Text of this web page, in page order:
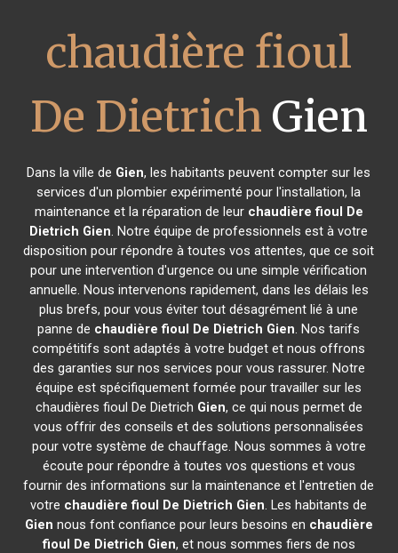
chaudière fioul
De Dietrich Gien
Dans la ville de Gien, les habitants peuvent compter sur les
services d'un plombier expérimenté pour l'installation, la
maintenance et la réparation de leur chaudière fioul De
Dietrich Gien. Notre équipe de professionnels est à votre
disposition pour répondre à toutes vos attentes, que ce soit
pour une intervention d'urgence ou une simple vérification
annuelle. Nous intervenons rapidement, dans les délais les
plus brefs, pour vous éviter tout désagrément lié à une
panne de chaudière fioul De Dietrich Gien. Nos tarifs
compétitifs sont adaptés à votre budget et nous offrons
des garanties sur nos services pour vous rassurer. Notre
équipe est spécifiquement formée pour travailler sur les
chaudières fioul De Dietrich Gien, ce qui nous permet de
vous offrir des conseils et des solutions personnalisées
pour votre système de chauffage. Nous sommes à votre
écoute pour répondre à toutes vos questions et vous
fournir des informations sur la maintenance et l'entretien de
votre chaudière fioul De Dietrich Gien. Les habitants de
Gien nous font confiance pour leurs besoins en chaudière
fioul De Dietrich Gien, et nous sommes fiers de nos